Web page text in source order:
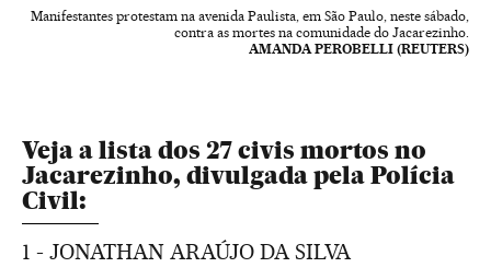
Manifestantes protestam na avenida Paulista, em São Paulo, neste sábado,
contra as mortes na comunidade do Jacarezinho.
AMANDA PEROBELLI (REUTERS)
Veja a lista dos 27 civis mortos no
Jacarezinho, divulgada pela Polícia
Civil:
1 - JONATHAN ARAÚJO DA SILVA